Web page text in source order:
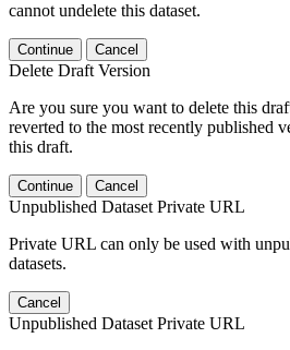
cannot undelete this dataset.
Continue Cancel
Delete Draft Version
Are you sure you want to delete this
reverted to the most recently published
this draft.
Continue Cancel
Unpublished Dataset Private URL
Private URL can only be used with
datasets.
Cancel
Unpublished Dataset Private URL